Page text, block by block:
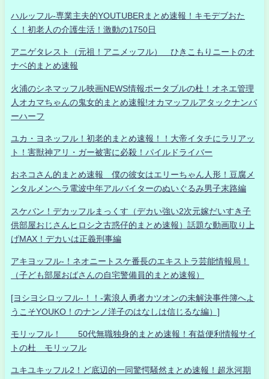
ハルッフル-専業主夫的YOUTUBERまとめ速報！キモデブおた
く！初老人の介護生活！激動の1750日
アニゲタレスト（元祖！アニメッフル） ひきこもりニートのオ
ナベ的まとめ速報
火浦のシネマッフル映画NEWS情報ポータブルの杜！オネエ管理
人オカマちゃんの鬼女的まとめ速報!オカマッフルアタックナンバ
ーハーフ
ユカ・ヨネッフル！初老的まとめ速報！！大帝イタチにラリアッ
ト！害獣神アリ・ガー被害に必殺！パイルドライバー
おネコさん的まとめ速報 僕の彼女はエリーちゃん人形！豆腐メ
ンタルメンヘラ電波中年アルバイターのぬいぐるみ男子末路編
スケバン！デカッフルまっくす（デカい強い2次元嫁だいすき子
供部屋おじさんヒロシ之古惑仔的まとめ速報）話題な動画取り上
げMAX！デカいは正義刑事編
アキヨッフル-！ネオニートスケ番長のエキストラ芸能情報局！
（子ども部屋おばさんの自宅警備員的まとめ速報）
[ヨシヨシロッフル-！！-素浪人勇者カツオンの未解決事件簿へよ
うこそYOUKO！のナンノ洋子のはなしは信じるな編）]
モリッフル！ 50代無職独身的まとめ速報！有益便利情報サイ
トの杜 モリッフル
ユキユキッフル2！ど底辺的一同驚愕騒然まとめ速報！超氷河期